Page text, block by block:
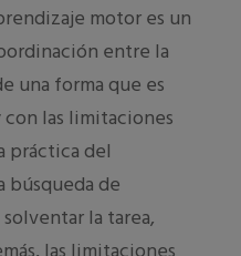
motor es un
entre la
una forma que es
las limitaciones
práctica del
búsqueda de
la tarea,